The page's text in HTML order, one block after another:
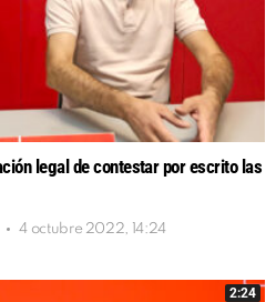
legal de contestar por escrito las
4 octubre 2022, 14:24
2:24